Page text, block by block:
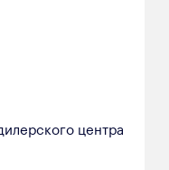
центра